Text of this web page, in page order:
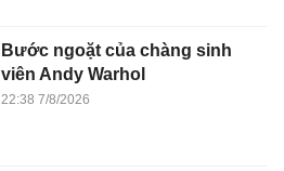
Bước ngoặt của chàng sinh
viên Andy Warhol
22:38 7/8/2026